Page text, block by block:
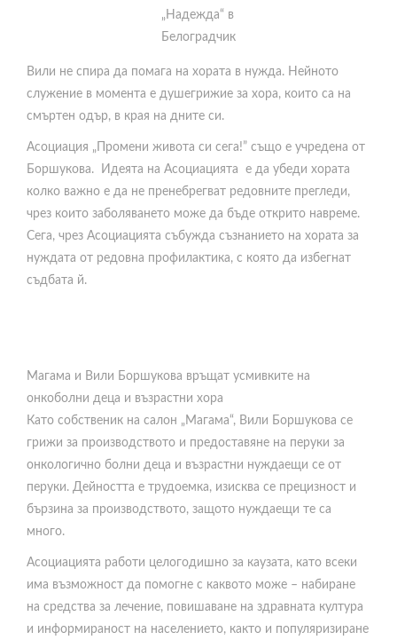
„Надежда“ в
Белоградчик
Вили не спира да помага на хората в нужда. Нейното
служение в момента е душегрижие за хора, които са на
смъртен одър, в края на дните си.
Асоциация „Промени живота си сега!” също e учредена от
Боршукова. Идеята на Асоциацията е да убеди хората
колко важно е да не пренебрегват редовните прегледи,
чрез които заболяването може да бъде открито навреме.
Сега, чрез Асоциацията събужда съзнанието на хората за
нуждата от редовна профилактика, с която да избегнат
съдбата й.
онкоболни деца и възрастни хора
Като собственик на салон „Магама“, Вили Боршукова се
грижи за производството и предоставяне на перуки за
онкологично болни деца и възрастни нуждаещи се от
перуки. Дейността е трудоемка, изисква се прецизност и
бързина за производството, защото нуждаещи те са
много.
има възможност да помогне с каквото може – набиране
на средства за лечение, повишаване на здравната култура
и информираност на населението, както и популяризиране
провеждането на редовни профилактични прегледи.